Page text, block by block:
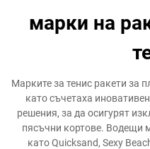
марки на
Марките за тенис ракети за
като съчетаха
решения, за да осигурят
пясъчни кортове. Водещи
като Quicksand, Sexy